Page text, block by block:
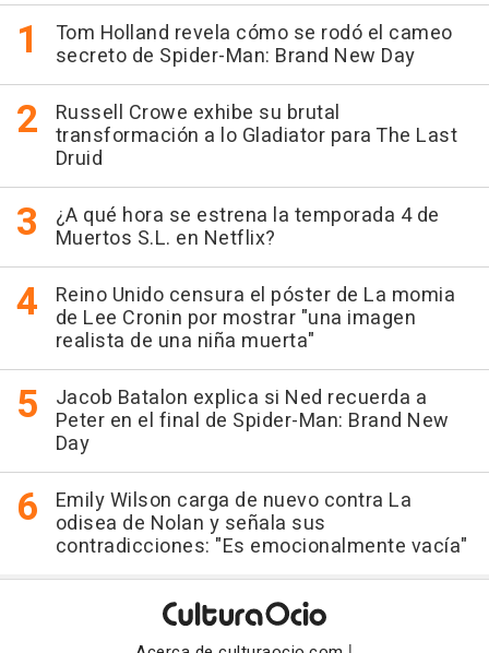
Tom Holland revela cómo se rodó el cameo
secreto de Spider-Man: Brand New Day
Russell Crowe exhibe su brutal
transformación a lo Gladiator para The Last
Druid
¿A qué hora se estrena la temporada 4 de
Muertos S.L. en Netflix?
Reino Unido censura el póster de La momia
de Lee Cronin por mostrar "una imagen
realista de una niña muerta"
Jacob Batalon explica si Ned recuerda a
Peter en el final de Spider-Man: Brand New
Day
Emily Wilson carga de nuevo contra La
odisea de Nolan y señala sus
contradicciones: "Es emocionalmente vacía"